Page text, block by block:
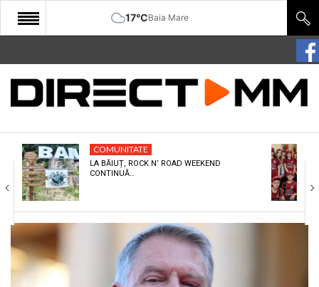
17°CBaia Mare
START
COMUNITATE
CULTURA
ECONOMIE
SANATATE
SPECIAL
COMUNITATE
LA BĂIUȚ, ROCK N’ ROAD WEEKEND
CONTINUĂ…